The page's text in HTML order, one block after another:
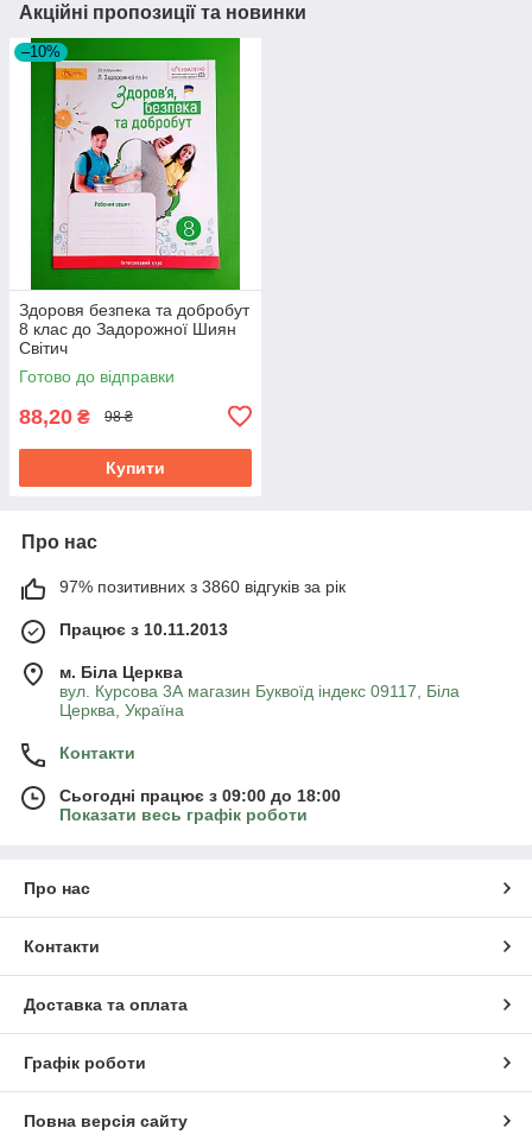
Акційні пропозиції та новинки
–10%
Здоровя безпека та добробут
8 клас до Задорожної Шиян
Світич
Готово до відправки
88,20 ₴ 98 ₴
Купити
Про нас
97% позитивних з 3860 відгуків за рік
Працює з 10.11.2013
м. Біла Церква
вул. Курсова 3А магазин Буквоїд індекс 09117, Біла
Церква, Україна
Контакти
Сьогодні працює з 09:00 до 18:00
Показати весь графік роботи
Про нас
Контакти
Доставка та оплата
Графік роботи
Повна версія сайту